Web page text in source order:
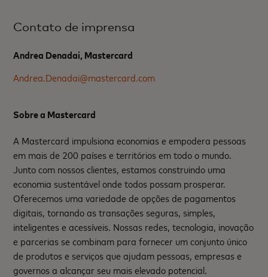
Contato de imprensa
Andrea Denadai, Mastercard
Andrea.Denadai@mastercard.com
Sobre a Mastercard
A Mastercard impulsiona economias e empodera pessoas
em mais de 200 países e territórios em todo o mundo.
Junto com nossos clientes, estamos construindo uma
economia sustentável onde todos possam prosperar.
Oferecemos uma variedade de opções de pagamentos
digitais, tornando as transações seguras, simples,
inteligentes e acessíveis. Nossas redes, tecnologia, inovação
e parcerias se combinam para fornecer um conjunto único
de produtos e serviços que ajudam pessoas, empresas e
governos a alcançar seu mais elevado potencial.